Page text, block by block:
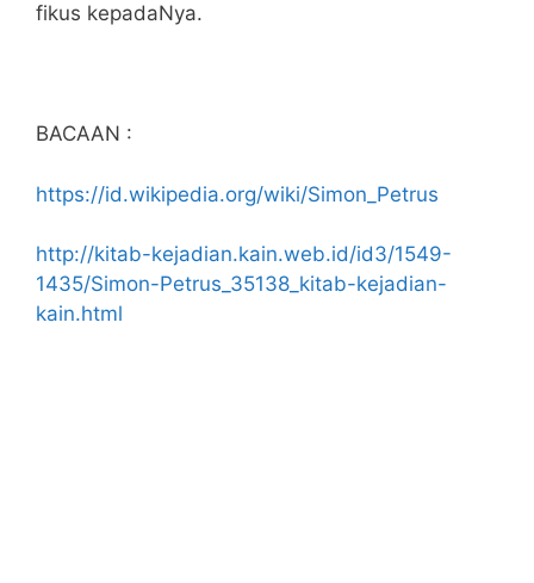
fikus kepadaNya.
BACAAN :
https://id.wikipedia.org/wiki/Simon_Petrus
http://kitab-kejadian.kain.web.id/id3/1549-
1435/Simon-Petrus_35138_kitab-kejadian-
kain.html